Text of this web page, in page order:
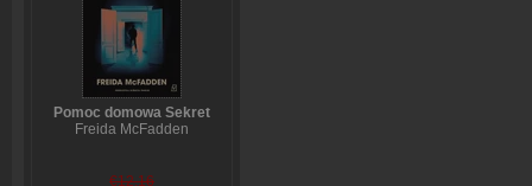
Pomoc domowa Sekret
Freida McFadden
€12,16